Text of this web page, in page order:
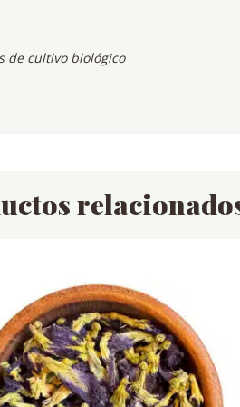
de cultivo biológico